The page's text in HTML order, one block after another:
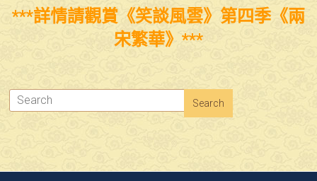
***詳情請觀賞《笑談風雲》第四季《兩
宋繁華》***